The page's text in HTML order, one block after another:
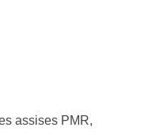
assises PMR,